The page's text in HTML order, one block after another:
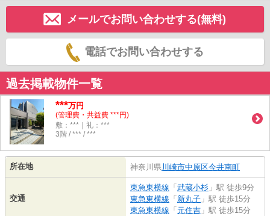
メールでお問い合わせする(無料)
電話でお問い合わせする
過去掲載物件一覧
***万円
(管理費・共益費 ***円)
敷：***｜礼：***
3階 / *** / ***
所在地 神奈川県川崎市中原区今井南町
交通
東急東横線 「 武蔵小杉 」駅 徒歩9分
東急東横線 「 新丸子 」駅 徒歩15分
東急東横線 「 元住吉 」駅 徒歩15分